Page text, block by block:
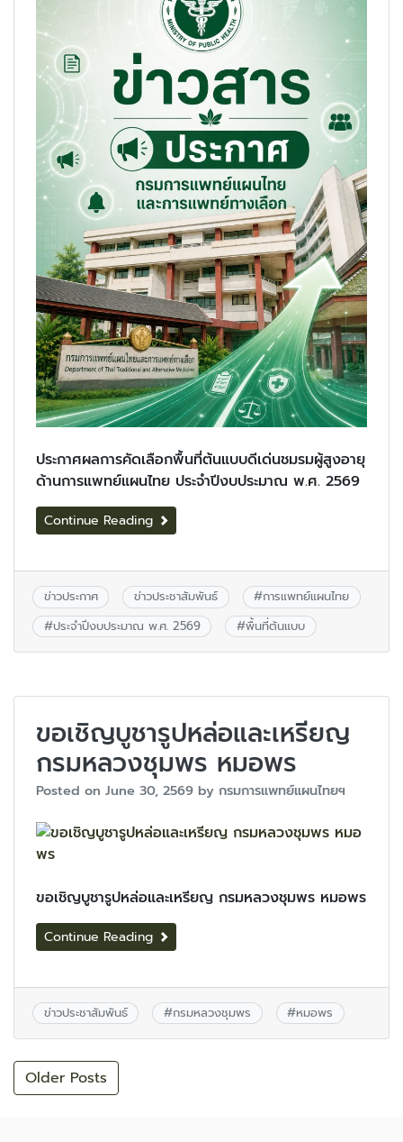
ประกาศผลการคัดเลือกพื้นที่ต้นแบบดีเด่นชมรมผู้สูงอายุ
ด้านการแพทย์แผนไทย ประจำปีงบประมาณ พ.ศ. 2569
Continue Reading
ข่าวประกาศ ข่าวประชาสัมพันธ์ #การแพทย์แผนไทย
#ประจำปีงบประมาณ พ.ศ. 2569 #พื้นที่ต้นแบบ
ขอเชิญบูชารูปหล่อและเหรียญ
กรมหลวงชุมพร หมอพร
Posted on June 30, 2569 by กรมการแพทย์แผนไทยฯ
ขอเชิญบูชารูปหล่อและเหรียญ กรมหลวงชุมพร หมอพร
Continue Reading
ข่าวประชาสัมพันธ์ #กรมหลวงชุมพร #หมอพร
Older Posts